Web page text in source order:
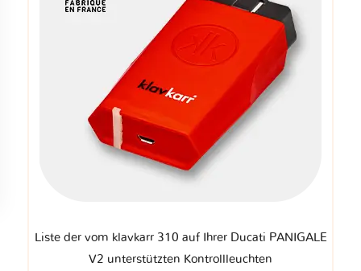
Liste der vom klavkarr 310 auf Ihrer Ducati PANIGALE
V2 unterstützten Kontrollleuchten